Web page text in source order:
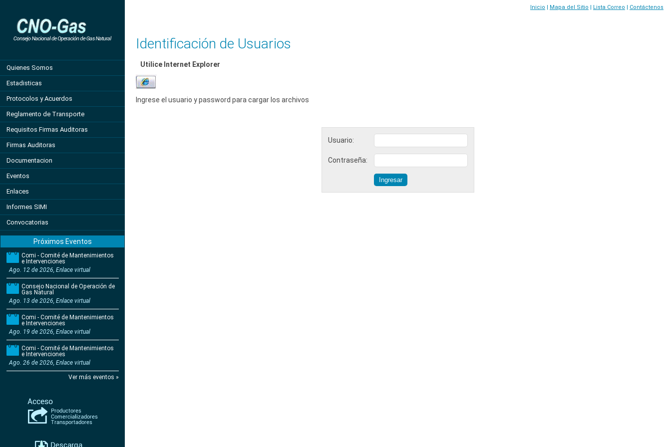
Quienes Somos
Estadisticas
Protocolos y Acuerdos
Reglamento de Transporte
Requisitos Firmas Auditoras
Firmas Auditoras
Documentacion
Eventos
Enlaces
Informes SIMI
Convocatorias
Próximos Eventos
Comi - Comité de Mantenimientos
e Intervenciones
Ago. 12 de 2026, Enlace virtual
Consejo Nacional de Operación de
Gas Natural
Ago. 13 de 2026, Enlace virtual
Comi - Comité de Mantenimientos
e Intervenciones
Ago. 19 de 2026, Enlace virtual
Comi - Comité de Mantenimientos
e Intervenciones
Ago. 26 de 2026, Enlace virtual
Ver más eventos »
Inicio | Mapa del Sitio | Lista Correo | Contáctenos
Identificación de Usuarios
Utilice Internet Explorer
Ingrese el usuario y password para cargar los archivos
Usuario:
Contraseña: